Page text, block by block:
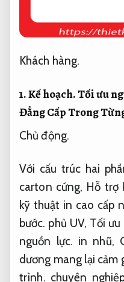
Khách hàng.
1.Kế hoạch.Tối ưu
Đẳng Cấp Trong
Chủ động.
Với cấu trúc hai
carton cứng, Hỗ trợ
kỹ thuật in cao cấp
bước. phủ UV, Tối ưu
nguồn lực. in nhũ,
dương mang lại cảm
trình. chuyên